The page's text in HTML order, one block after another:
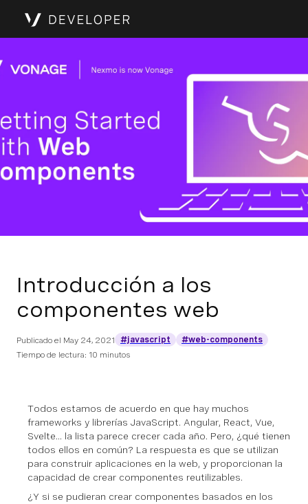
Introducción a los
componentes web
Publicado el May 24, 2021 #javascript
#web-components
Tiempo de lectura: 10 minutos
Todos estamos de acuerdo en que hay muchos
frameworks y librerías JavaScript. Angular, React, Vue,
Svelte... la lista parece crecer cada año. Pero, ¿qué tienen
todos ellos en común? La respuesta es que se utilizan
para construir aplicaciones en la web, y proporcionan la
capacidad de crear componentes reutilizables.
¿Y si se pudieran crear componentes basados en los